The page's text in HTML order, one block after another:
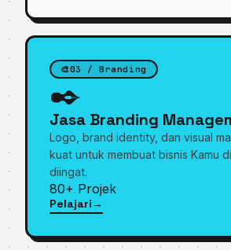
🎨03 / Branding
✒️
Jasa Branding
Logo, brand identity, dan visual
kuat untuk membuat bisnis Kamu
diingat.
80+ Projek
Pelajari
tentang Jasa Branding
→